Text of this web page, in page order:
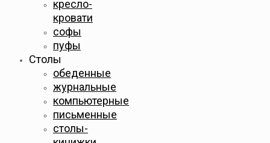
кресло-
кровати
софы
пуфы
Столы
обеденные
журнальные
компьютерные
письменные
столы-